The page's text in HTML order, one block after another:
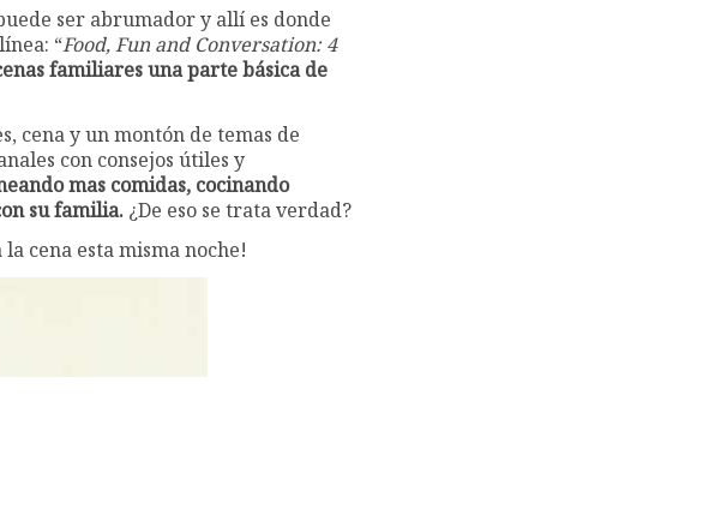
ser abrumador y allí es donde
“Food, Fun and Conversation: 4
familiares una parte básica de
cena y un montón de temas de
con consejos útiles y
mas comidas, cocinando
su familia. ¿De eso se trata verdad?
cena esta misma noche!